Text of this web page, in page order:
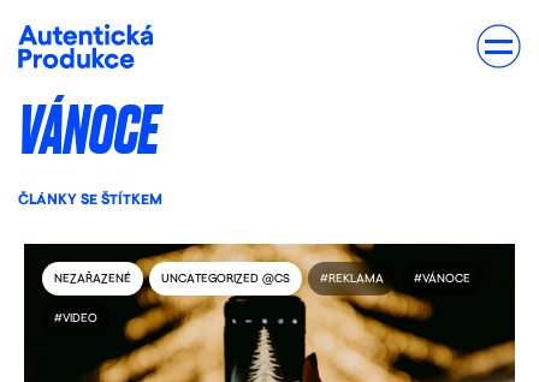
VÁNOCE
ČLÁNKY SE ŠTÍTKEM
NEZAŘAZENÉ UNCATEGORIZED @CS #REKLAMA #VÁNOCE
#VIDEO